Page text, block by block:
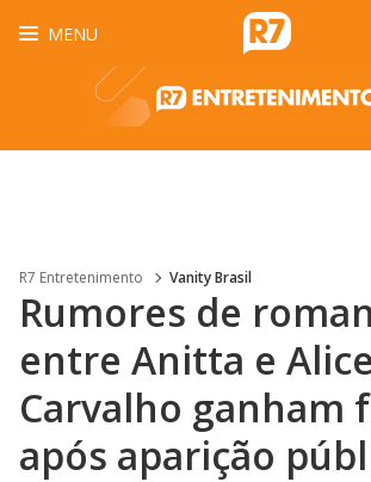
MENU
R7 Entretenimento Vanity Brasil
Rumores de
entre Anitta e Alice
Carvalho ganham
após aparição